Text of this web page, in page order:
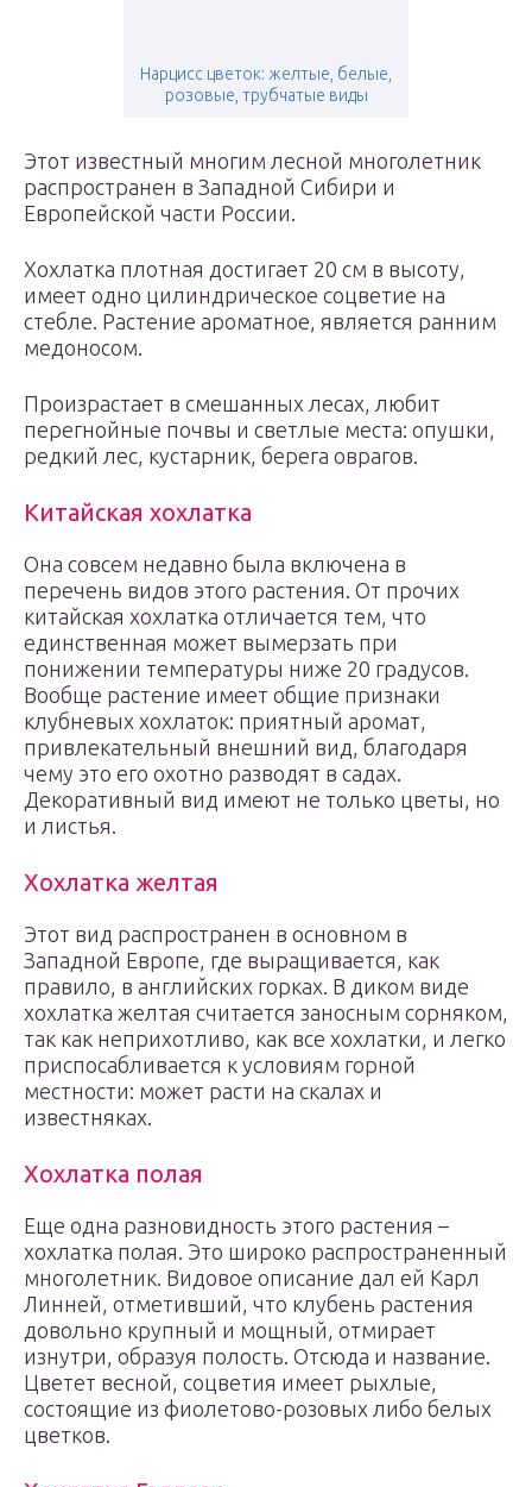
Нарцисс цветок: желтые, белые,
розовые, трубчатые виды
Этот известный многим лесной многолетник
распространен в Западной Сибири и
Европейской части России.
Хохлатка плотная достигает 20 см в высоту,
имеет одно цилиндрическое соцветие на
стебле. Растение ароматное, является ранним
медоносом.
Произрастает в смешанных лесах, любит
перегнойные почвы и светлые места: опушки,
редкий лес, кустарник, берега оврагов.
Китайская хохлатка
Она совсем недавно была включена в
перечень видов этого растения. От прочих
китайская хохлатка отличается тем, что
единственная может вымерзать при
понижении температуры ниже 20 градусов.
Вообще растение имеет общие признаки
клубневых хохлаток: приятный аромат,
привлекательный внешний вид, благодаря
чему это его охотно разводят в садах.
Декоративный вид имеют не только цветы, но
и листья.
Хохлатка желтая
Этот вид распространен в основном в
Западной Европе, где выращивается, как
правило, в английских горках. В диком виде
хохлатка желтая считается заносным сорняком,
так как неприхотливо, как все хохлатки, и легко
приспосабливается к условиям горной
местности: может расти на скалах и
известняках.
Хохлатка полая
Еще одна разновидность этого растения –
хохлатка полая. Это широко распространенный
многолетник. Видовое описание дал ей Карл
Линней, отметивший, что клубень растения
довольно крупный и мощный, отмирает
изнутри, образуя полость. Отсюда и название.
Цветет весной, соцветия имеет рыхлые,
состоящие из фиолетово-розовых либо белых
цветков.